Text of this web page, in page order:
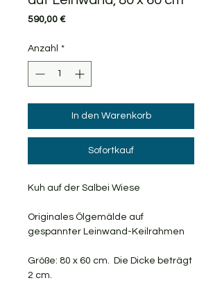
590,00 €Preis
Anzahl *
In den Warenkorb
Sofortkauf
Kuh auf der Salbei Wiese
Originales Ölgemälde auf
gespannter Leinwand-Keilrahmen
Größe: 80 x 60 cm. Die Dicke beträgt
2 cm.